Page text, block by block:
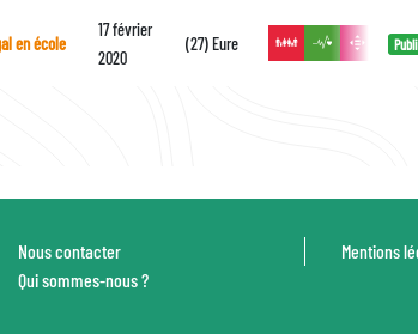
en école
17 février
2020
(27) Eure
Nous contacter
Qui sommes-nous ?
Pied
Mentions